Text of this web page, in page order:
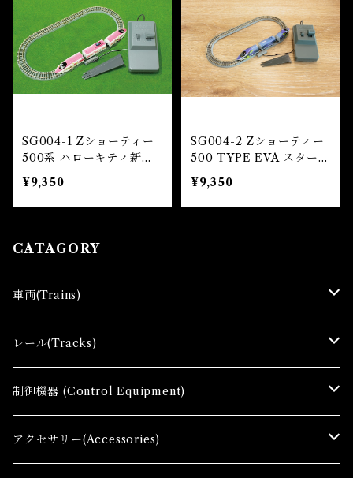
SG004-1 Zショーティー
500系 ハローキティ新幹
線 スターターセット (Z S
HORTY 500 Series Shi
nkansen Hello Kitty St
¥9,350
SG004-2 Zショーティー
500 TYPE EVA スタータ
ーセット (Z SHORTY 50
0 Type Eva Starter Set)
¥9,350
CATAGORY
車両(Trains)
Ｚゲージ車両(Ｔ) Zgauge Trains
Ｚゲージスターターセット(G) Z Starter sets
Zゲージファーストセット(E) Z First Sets
レール(Tracks)
レール(R)Tracks
レールセット(R) Track Sets
制御機器 (Control Equipment)
制御機器（Ｃ＆ＲＣ）Control Equipment
アクセサリー(Accessories)